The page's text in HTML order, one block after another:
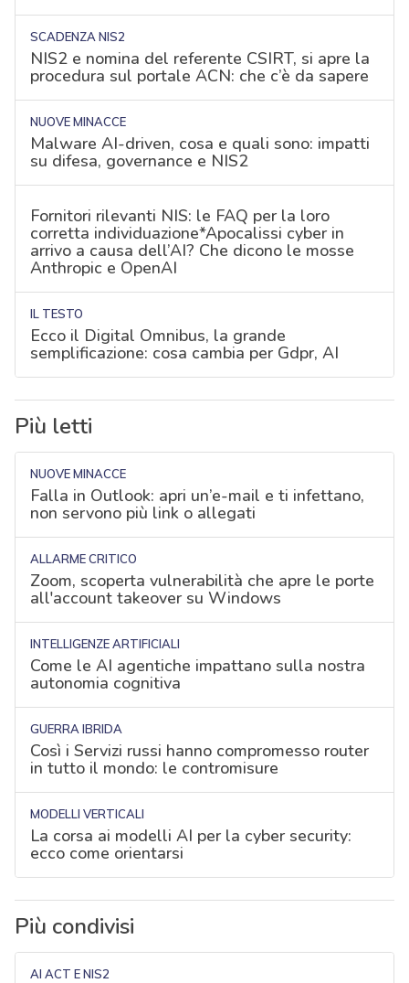
SCADENZA NIS2
NIS2 e nomina del referente CSIRT, si apre la
procedura sul portale ACN: che c’è da sapere
NUOVE MINACCE
Malware AI-driven, cosa e quali sono: impatti
su difesa, governance e NIS2
Fornitori rilevanti NIS: le FAQ per la loro
corretta individuazione*Apocalissi cyber in
arrivo a causa dell’AI? Che dicono le mosse
Anthropic e OpenAI
IL TESTO
Ecco il Digital Omnibus, la grande
semplificazione: cosa cambia per Gdpr, AI
Più letti
NUOVE MINACCE
Falla in Outlook: apri un’e-mail e ti infettano,
non servono più link o allegati
ALLARME CRITICO
Zoom, scoperta vulnerabilità che apre le porte
all'account takeover su Windows
INTELLIGENZE ARTIFICIALI
Come le AI agentiche impattano sulla nostra
autonomia cognitiva
GUERRA IBRIDA
Così i Servizi russi hanno compromesso router
in tutto il mondo: le contromisure
MODELLI VERTICALI
La corsa ai modelli AI per la cyber security:
ecco come orientarsi
Più condivisi
AI ACT E NIS2